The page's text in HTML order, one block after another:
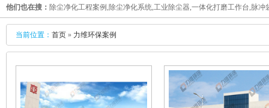
他们也在搜： 除尘净化工程案例,除尘净化系统,工业除尘器,一体化打磨工作台, 脉冲
当前位置： 首页 » 力维环保案例